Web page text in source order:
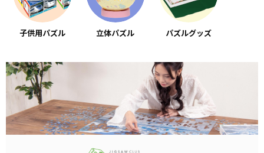
子供用パズル 立体パズル パズルグッズ